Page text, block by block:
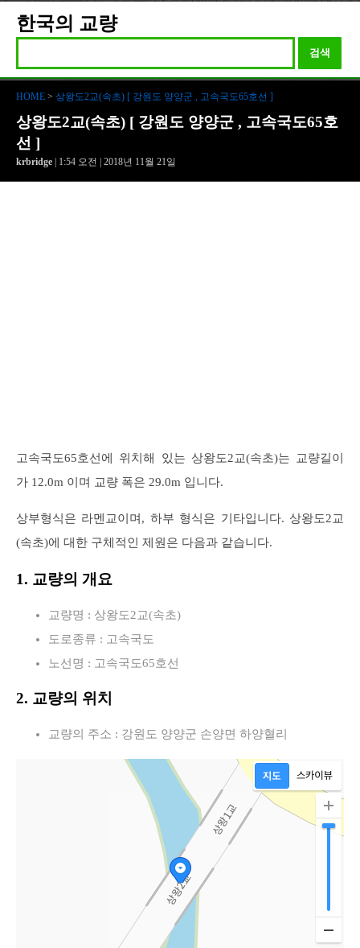
한국의 교량
검색
HOME > 상왕도2교(속초) [ 강원도 양양군 , 고속국도65호선 ]
상왕도2교(속초) [ 강원도 양양군 , 고속국도65호
선 ]
krbridge | 1:54 오전 | 2018년 11월 21일
고속국도65호선에 위치해 있는 상왕도2교(속초)는 교량길이
가 12.0m 이며 교량 폭은 29.0m 입니다.
상부형식은 라멘교이며, 하부 형식은 기타입니다. 상왕도2교
(속초)에 대한 구체적인 제원은 다음과 같습니다.
1. 교량의 개요
교량명 : 상왕도2교(속초)
도로종류 : 고속국도
노선명 : 고속국도65호선
2. 교량의 위치
교량의 주소 : 강원도 양양군 손양면 하양혈리